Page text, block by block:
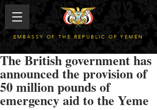
EMBASSY OF THE REPUBLIC OF YEMEN
The British government has
announced the provision of
50 million pounds of
emergency aid to the Yeme